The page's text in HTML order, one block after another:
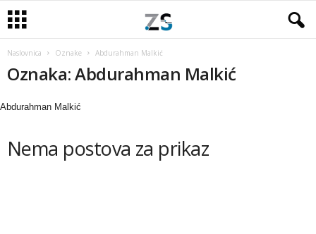
Naslovnica Oznake Abdurahman Malkić
Oznaka: Abdurahman Malkić
Abdurahman Malkić
Nema postova za prikaz